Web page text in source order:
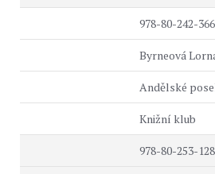
978-80-242-
Byrneová
Andělské
Knižní klub
978-80-253-